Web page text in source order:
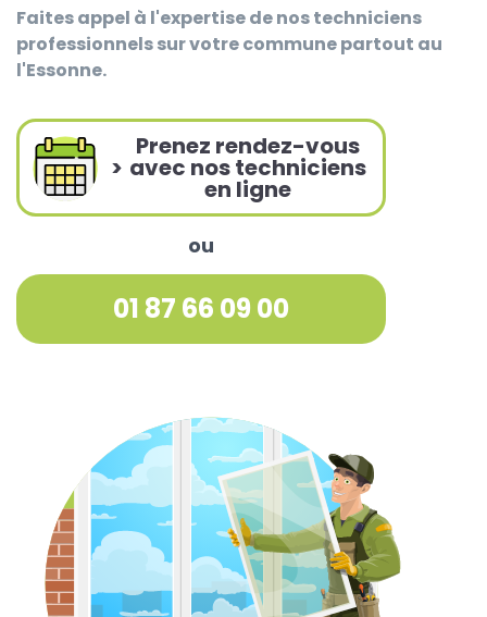
Faites appel à l'expertise de nos techniciens
professionnels sur votre commune partout au
l'Essonne.
>
Prenez rendez-vous
avec nos techniciens
en ligne
ou
01 87 66 09 00